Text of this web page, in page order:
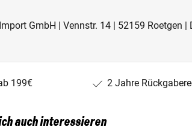
GmbH | Vennstr. 14 | 52159 Roetgen |
199€ 2 Jahre
auch interessieren